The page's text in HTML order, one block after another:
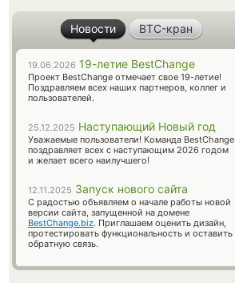
Новости BTC-кран
19.06.2026 19-летие BestChange
Проект BestChange отмечает свое 19-летие!
Поздравляем всех наших партнеров, коллег и
пользователей.
25.12.2025 Наступающий Новый год
Уважаемые пользователи! Команда BestChange
поздравляет всех с наступающим 2026 годом
и желает всего наилучшего!
12.11.2025 Запуск нового сайта
С радостью объявляем о начале работы новой
версии сайта, запущенной на домене
BestChange.biz. Приглашаем оценить дизайн,
протестировать функциональность и оставить
обратную связь.